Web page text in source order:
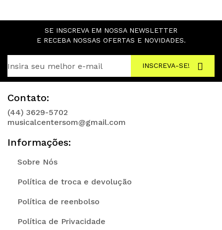
SE INSCREVA EM NOSSA NEWSLETTER
E RECEBA NOSSAS OFERTAS E NOVIDADES.
INSCREVA-SE!
Contato:
(44) 3629-5702
musicalcentersom@gmail.com
Informações:
Sobre Nós
Política de troca e devolução
Política de reenbolso
Política de Privacidade